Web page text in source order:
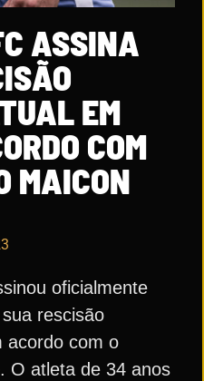
ASSINA
EM
COM
MAICON
oficialmente
rescisão
acordo com o
O atleta de 34 anos